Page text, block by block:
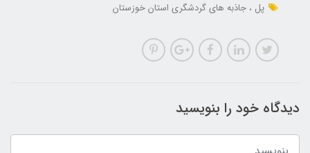
پل
جاذبه های گردشگری استان خوزستان
دیدگاه خود را بنویسید